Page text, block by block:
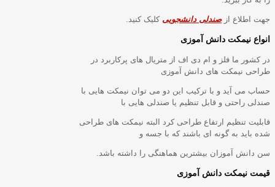
جهت اطلاع ازصندلی دانشجویی کلیک کنید.
انواع نیمکت دانش آموزی
در کشور ما فلز و ام دی اف از متریال های پرکاربرد در
طراحی نیمکت های دانش آموزی
حساب می آید و با ترکیب این دو می توان نیمکت هایی با
صندلی راحتی و قابل تنظیم یا صندلی هایی با
قابلیت تنظیم ارتفاع طراحی کرد البته نیمکت های طراحی
شده باید به گونه ای باشند که با جسه و
سن دانش آموزان بیشترین هماهنگی را داشته باشد.
قیمت نیمکت دانش آموزی